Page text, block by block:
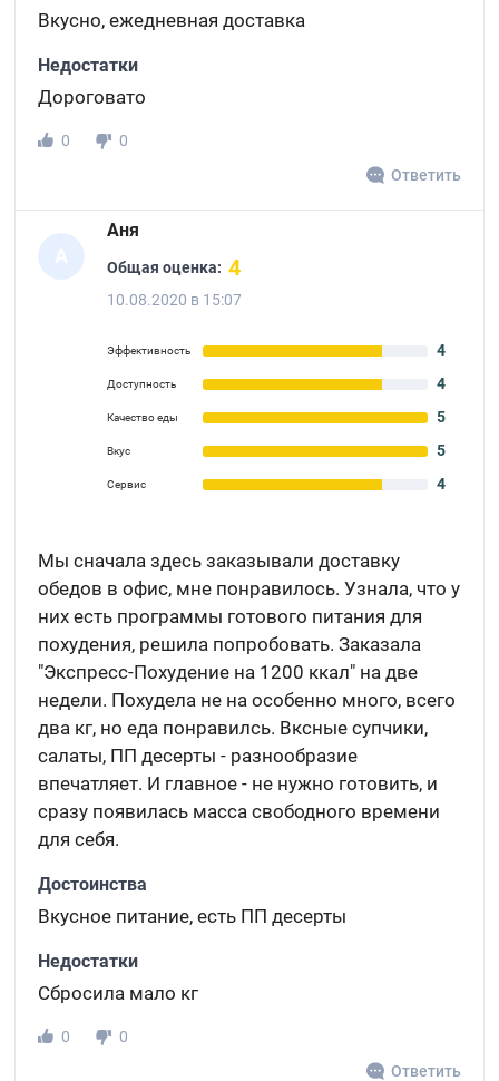
Вкусно, ежедневная доставка
Недостатки
Дороговато
0
0
Ответить
А
Аня
Общая оценка: 4
10.08.2020 в 15:07
Эффективность 4
Доступность 4
Качество еды 5
Вкус 5
Сервис 4
Мы сначала здесь заказывали доставку
обедов в офис, мне понравилось. Узнала, что у
них есть программы готового питания для
похудения, решила попробовать. Заказала
"Экспресс-Похудение на 1200 ккал" на две
недели. Похудела не на особенно много, всего
два кг, но еда понравилсь. Вксные супчики,
салаты, ПП десерты - разнообразие
впечатляет. И главное - не нужно готовить, и
сразу появилась масса свободного времени
для себя.
Достоинства
Вкусное питание, есть ПП десерты
Недостатки
Сбросила мало кг
0
0
Ответить